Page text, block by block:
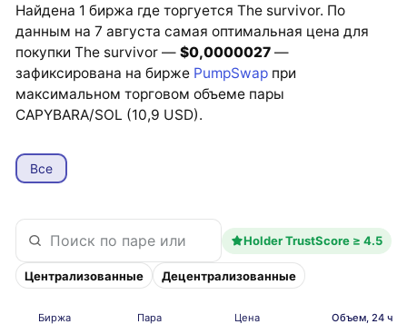
Найдена 1 биржа где торгуется The survivor. По
данным на 7 августа самая оптимальная цена для
покупки The survivor —$0,0000027 —
зафиксирована на бирже PumpSwap при
максимальном торговом объеме пары
CAPYBARA/SOL (10,9 USD).
Все
Holder TrustScore ≥ 4.5
Централизованные Децентрализованные
Биржа Пара Цена Объем, 24 ч